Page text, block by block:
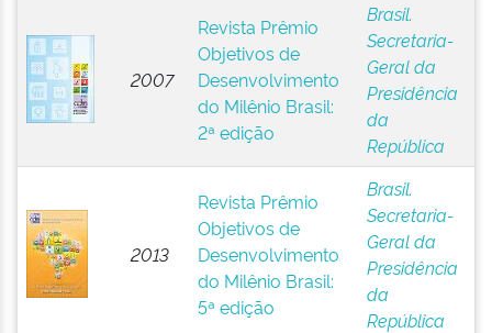
2007
Revista Prêmio
Objetivos de
Desenvolvimento
do Milênio Brasil:
2ª edição
Brasil.
Secretaria-
Geral da
Presidência
da
República
2013
Revista Prêmio
Objetivos de
Desenvolvimento
do Milênio Brasil:
5ª edição
Brasil.
Secretaria-
Geral da
Presidência
da
República